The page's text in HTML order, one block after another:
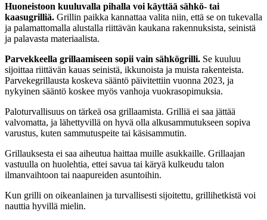
Huoneistoon kuuluvalla pihalla voi käyttää sähkö- tai
kaasugrilliä. Grillin paikka kannattaa valita niin, että se on tukevalla
ja palamattomalla alustalla riittävän kaukana rakennuksista, seinistä
ja palavasta materiaalista.
Parvekkeella grillaamiseen sopii vain sähkögrilli. Se kuuluu
sijoittaa riittävän kauas seinistä, ikkunoista ja muista rakenteista.
Parvekegrillausta koskeva sääntö päivitettiin vuonna 2023, ja
nykyinen sääntö koskee myös vanhoja vuokrasopimuksia.
Paloturvallisuus on tärkeä osa grillaamista. Grilliä ei saa jättää
valvomatta, ja lähettyvillä on hyvä olla alkusammutukseen sopiva
varustus, kuten sammutuspeite tai käsisammutin.
Grillauksesta ei saa aiheutua haittaa muille asukkaille. Grillaajan
vastuulla on huolehtia, ettei savua tai käryä kulkeudu talon
ilmanvaihtoon tai naapureiden asuntoihin.
Kun grilli on oikeanlainen ja turvallisesti sijoitettu, grillihetkistä voi
nauttia hyvillä mielin.